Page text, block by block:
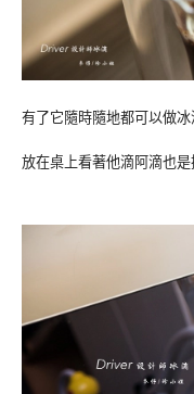
有了它隨時隨地都可以做
放在桌上看著他滴阿滴也